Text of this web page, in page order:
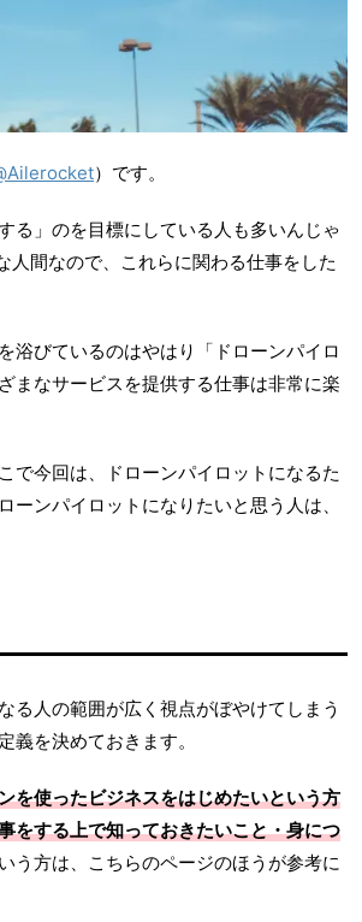
）です。
る」のを目標にしている人も多いんじゃ
間なので、これらに関わる仕事をした
浴びているのはやはり「ドローンパイロ
まなサービスを提供する仕事は非常に楽
で今回は、ドローンパイロットになるた
ンパイロットになりたいと思う人は、
る人の範囲が広く視点がぼやけてしまう
を決めておきます。
を使ったビジネスをはじめたいという方
をする上で知っておきたいこと・身につ
う方は、こちらのページのほうが参考に